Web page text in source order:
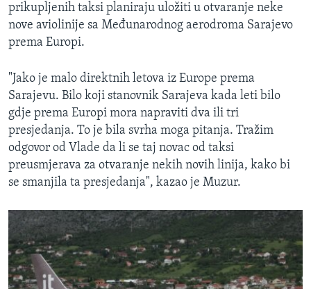
prikupljenih taksi planiraju uložiti u otvaranje neke
nove aviolinije sa Međunarodnog aerodroma Sarajevo
prema Europi.
"Jako je malo direktnih letova iz Europe prema
Sarajevu. Bilo koji stanovnik Sarajeva kada leti bilo
gdje prema Europi mora napraviti dva ili tri
presjedanja. To je bila svrha moga pitanja. Tražim
odgovor od Vlade da li se taj novac od taksi
preusmjerava za otvaranje nekih novih linija, kako bi
se smanjila ta presjedanja", kazao je Muzur.